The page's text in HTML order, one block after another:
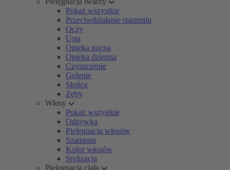
Pokaż wszystkie
Przeciwdziałanie starzeniu
Oczy
Usta
Opieka nocna
Opieka dzienna
Czyszczenie
Golenie
Słońce
Zęby
Włosy
Pokaż wszystkie
Odżywka
Pielęgnacja włosów
Szampon
Kolor włosów
Stylizacja
Pielęgnacja ciała